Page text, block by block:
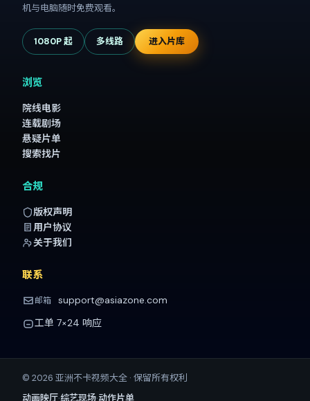
机与电脑随时免费观看。
1080P 起 多线路 进入片库
浏览
院线电影
连载剧场
悬疑片单
搜索找片
合规
版权声明
用户协议
关于我们
联系
邮箱
support@asiazone.com
工单 7×24 响应
© 2026 亚洲不卡视频大全 · 保留所有权利
动画映厅综艺现场 动作片单